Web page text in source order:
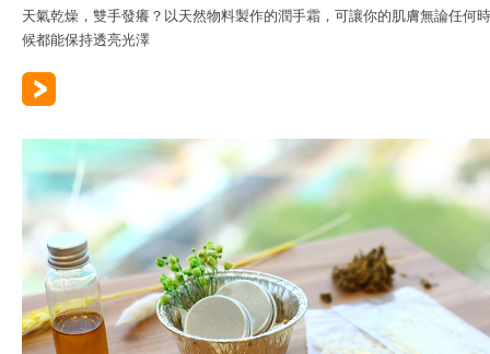
天氣乾燥，雙手發癢？以天然物料製作的潤手霜，可讓你的肌膚無論任何時
候都能保持透亮光澤